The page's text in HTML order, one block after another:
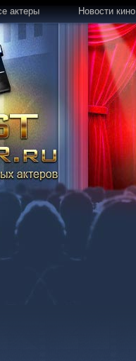
актеры Новости кино